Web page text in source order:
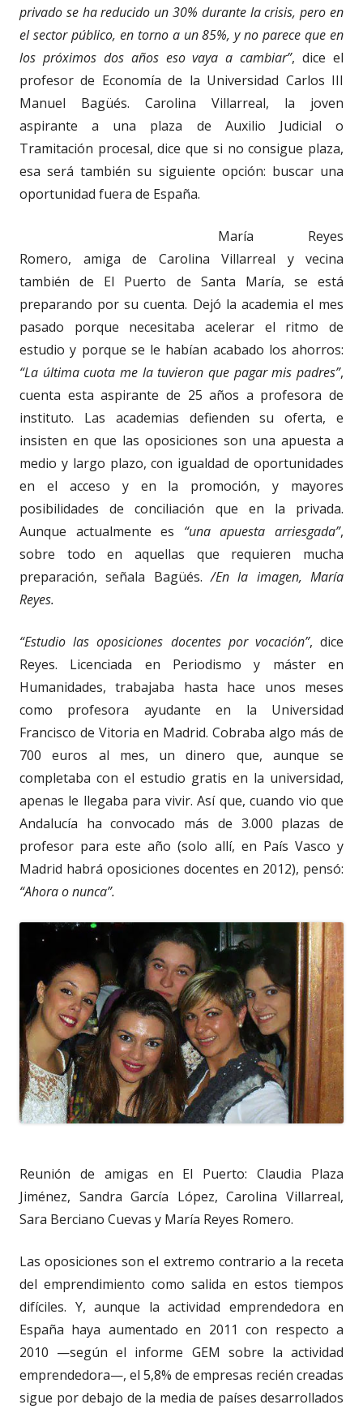
privado se ha reducido un 30% durante la crisis, pero en
el sector público, en torno a un 85%, y no parece que en
los próximos dos años eso vaya a cambiar”, dice el
profesor de Economía de la Universidad Carlos III
Manuel Bagüés. Carolina Villarreal, la joven
aspirante a una plaza de Auxilio Judicial o
Tramitación procesal, dice que si no consigue plaza,
esa será también su siguiente opción: buscar una
oportunidad fuera de España.
María Reyes
Romero, amiga de Carolina Villarreal y vecina
también de El Puerto de Santa María, se está
preparando por su cuenta. Dejó la academia el mes
pasado porque necesitaba acelerar el ritmo de
estudio y porque se le habían acabado los ahorros:
“La última cuota me la tuvieron que pagar mis padres”,
cuenta esta aspirante de 25 años a profesora de
instituto. Las academias defienden su oferta, e
insisten en que las oposiciones son una apuesta a
medio y largo plazo, con igualdad de oportunidades
en el acceso y en la promoción, y mayores
posibilidades de conciliación que en la privada.
Aunque actualmente es “una apuesta arriesgada”,
sobre todo en aquellas que requieren mucha
preparación, señala Bagüés./En la imagen, María
Reyes.
“Estudio las oposiciones docentes por vocación”, dice
Reyes. Licenciada en Periodismo y máster en
Humanidades, trabajaba hasta hace unos meses
como profesora ayudante en la Universidad
Francisco de Vitoria en Madrid. Cobraba algo más de
700 euros al mes, un dinero que, aunque se
completaba con el estudio gratis en la universidad,
apenas le llegaba para vivir. Así que, cuando vio que
Andalucía ha convocado más de 3.000 plazas de
profesor para este año (solo allí, en País Vasco y
Madrid habrá oposiciones docentes en 2012), pensó:
“Ahora o nunca”.
Reunión de amigas en El Puerto: Claudia Plaza
Jiménez, Sandra García López, Carolina Villarreal,
Sara Berciano Cuevas y María Reyes Romero.
Las oposiciones son el extremo contrario a la receta
del emprendimiento como salida en estos tiempos
difíciles. Y, aunque la actividad emprendedora en
España haya aumentado en 2011 con respecto a
2010 —según el informe GEM sobre la actividad
emprendedora—, el 5,8% de empresas recién creadas
sigue por debajo de la media de países desarrollados